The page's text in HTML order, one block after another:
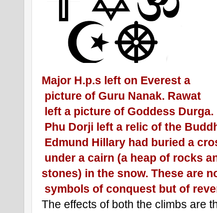
Major H.p.s left on Everest a
picture of Guru Nanak. Rawat
left a picture of Goddess Durga.
Phu Dorji left a relic of the
Edmund Hillary had buried a
under a cairn (a heap of rocks
stones) in the snow. These are
symbols of conquest but of
The effects of both the climbs are